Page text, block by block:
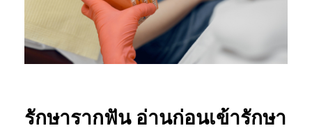
รักษารากฟัน อ่านก่อนเข้ารักษา